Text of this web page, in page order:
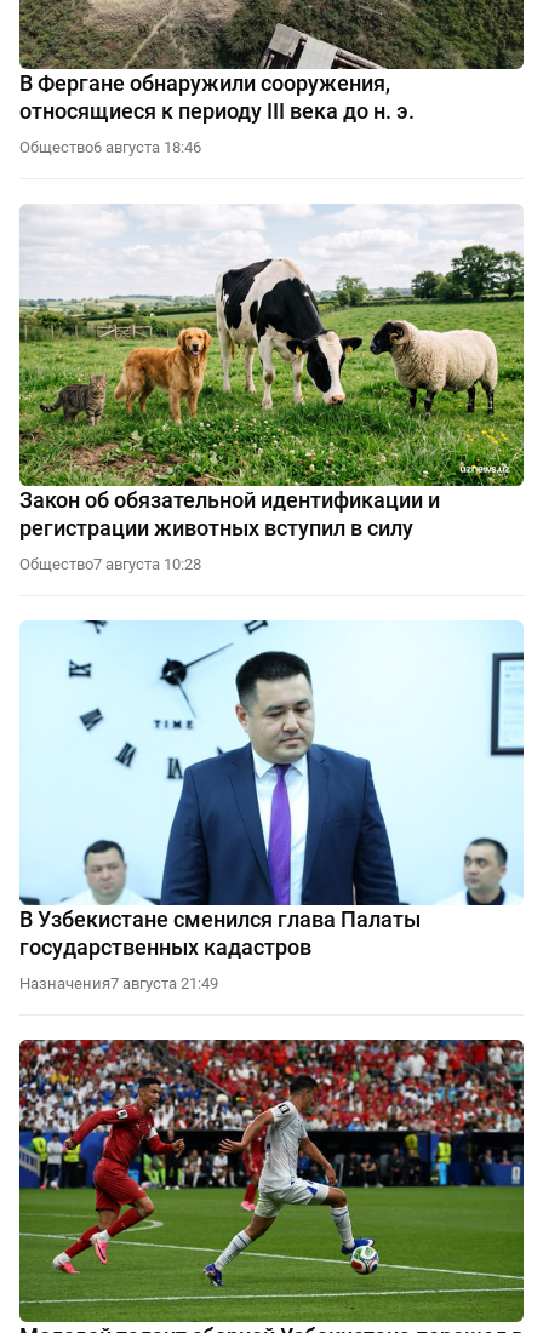
В Фергане обнаружили сооружения,
относящиеся к периоду III века до н. э.
Общество6 августа 18:46
Закон об обязательной идентификации и
регистрации животных вступил в силу
Общество7 августа 10:28
В Узбекистане сменился глава Палаты
государственных кадастров
Назначения7 августа 21:49